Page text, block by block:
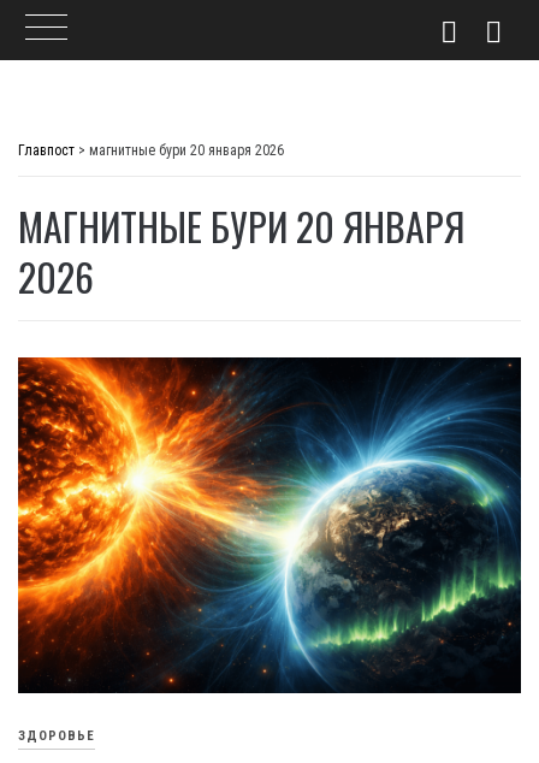
Главпост > магнитные бури 20 января 2026
МАГНИТНЫЕ БУРИ 20 ЯНВАРЯ
2026
ЗДОРОВЬЕ